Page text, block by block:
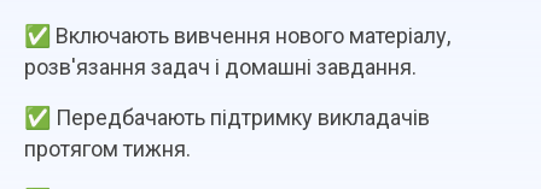
✅ Включають вивчення нового матеріалу,
розв'язання задач і домашні завдання.
✅ Передбачають підтримку викладачів
протягом тижня.